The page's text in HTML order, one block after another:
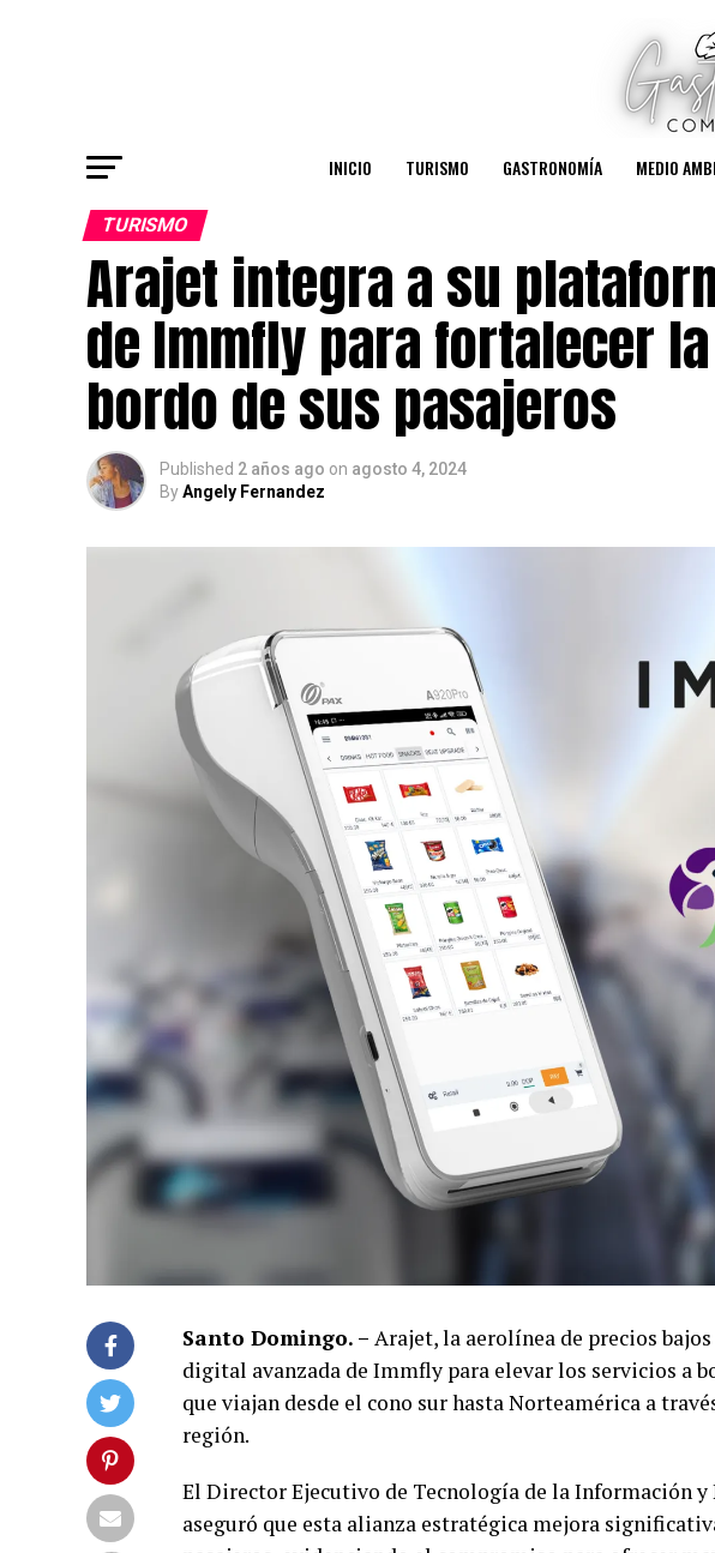
INICIO TURISMO GASTRONOMÍA MEDIO
TURISMO
Arajet integra a su
de Immfly para fortalecer
bordo de sus pasajeros
Published 2 años ago on agosto 4, 2024
ByAngely Fernandez
Santo Domingo. – Arajet, la aerolínea de precios
digital avanzada de Immfly para elevar los servicios a
que viajan desde el cono sur hasta Norteamérica a
región.
El Director Ejecutivo de Tecnología de la Información
aseguró que esta alianza estratégica mejora